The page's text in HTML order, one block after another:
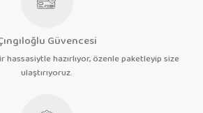
Güvencesi
hassasiytle hazırlıyor, özenle paketleyip size
ulaştırıyoruz.